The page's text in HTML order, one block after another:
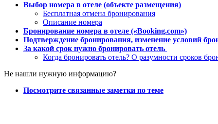
Выбор номера в отеле (объекте размещения)
Бесплатная отмена бронирования
Описание номера
Бронирование номера в отеле («Booking.com»)
Подтверждение бронирования, изменение условий
За какой срок нужно бронировать отель
Когда бронировать отель? О разумности сроков
Не нашли нужную информацию?
Посмотрите связанные заметки по теме